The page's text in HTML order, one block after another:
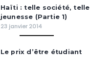
Haïti : telle société, telle
jeunesse (Partie 1)
23 janvier 2014
Le prix d’être étudiant